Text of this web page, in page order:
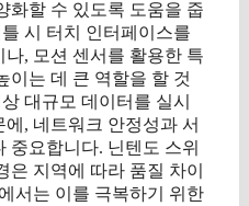
화할 수 있도록 도움을 줍
시 터치 인터페이스를
, 모션 센서를 활용한 특
이는 데 큰 역할을 할 것
대규모 데이터를 실시
, 네트워크 안정성과 서
중요합니다. 닌텐도 스위
은 지역에 따라 품질 차이
서는 이를 극복하기 위한